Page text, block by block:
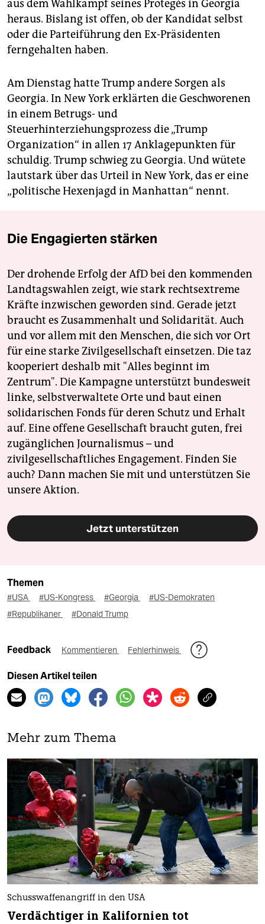
aus dem Wahlkampf seines Protegés in Georgia
heraus. Bislang ist offen, ob der Kandidat selbst
oder die Parteiführung den Ex-Präsidenten
ferngehalten haben.
Am Dienstag hatte Trump andere Sorgen als
Georgia. In New York erklärten die Geschworenen
in einem Betrugs- und
Steuerhinterziehungsprozess die „Trump
Organization“ in allen 17 Anklagepunkten für
schuldig. Trump schwieg zu Georgia. Und wütete
lautstark über das Urteil in New York, das er eine
„politische Hexenjagd in Manhattan“ nennt.
Die Engagierten stärken
Der drohende Erfolg der AfD bei den kommenden
Landtagswahlen zeigt, wie stark rechtsextreme
Kräfte inzwischen geworden sind. Gerade jetzt
braucht es Zusammenhalt und Solidarität. Auch
und vor allem mit den Menschen, die sich vor Ort
für eine starke Zivilgesellschaft einsetzen. Die taz
kooperiert deshalb mit "Alles beginnt im
Zentrum". Die Kampagne unterstützt bundesweit
linke, selbstverwaltete Orte und baut einen
solidarischen Fonds für deren Schutz und Erhalt
auf. Eine offene Gesellschaft braucht guten, frei
zugänglichen Journalismus – und
zivilgesellschaftliches Engagement. Finden Sie
auch? Dann machen Sie mit und unterstützen Sie
unsere Aktion.
Jetzt unterstützen
Themen
#USA #US-Kongress #Georgia
#US-Demokraten
#Republikaner
#Donald Trump
Feedback Kommentieren Fehlerhinweis
Diesen Artikel teilen
Mehr zum Thema
Schusswaffenangriff in den USA
Verdächtiger in Kalifornien tot